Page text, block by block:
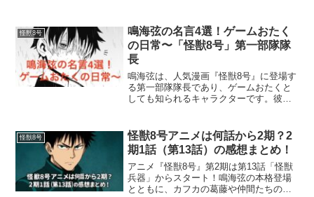
は、怪獣8号ブートキャンプの最新情報
と、実際に楽しみに...
怪獣8号
鳴海弦の名言4選！ゲームおたく
の日常〜「怪獣8号」第一部隊隊
長
鳴海弦は、人気漫画『怪獣8号』に登場す
る第一部隊隊長であり、ゲームおたくと
しても知られるキャラクターです。彼の
鳴海弦の名言を4つ厳選して紹介します。
ゲームおたくの一面や...
怪獣8号
怪獣8号アニメは何話から2期？2
期1話（第13話）の感想まとめ！
アニメ『怪獣8号』第2期は第13話「怪獣
兵器」からスタート！鳴海弦の本格登場
とともに、カフカの葛藤や仲間たちの成